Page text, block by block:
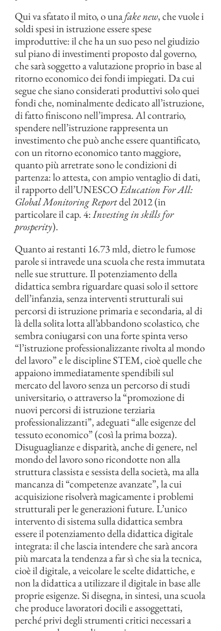
Qui va sfatato il mito, o unafake new, che vuole i
soldi spesi in istruzione essere spese
improduttive: il che ha un suo peso nel giudizio
sul piano di investimenti proposto dal governo,
che sarà soggetto a valutazione proprio in base al
ritorno economico dei fondi impiegati. Da cui
segue che siano considerati produttivi solo quei
fondi che, nominalmente dedicato all’istruzione,
di fatto finiscono nell’impresa. Al contrario,
spendere nell’istruzione rappresenta un
investimento che può anche essere quantificato,
con un ritorno economico tanto maggiore,
quanto più arretrate sono le condizioni di
partenza: lo attesta, con ampio ventaglio di dati,
il rapporto dell’UNESCOEducation For All:
Global Monitoring Reportdel 2012 (in
particolare il cap. 4:Investing in skills for
prosperity).
Quanto ai restanti 16.73 mld, dietro le fumose
parole si intravede una scuola che resta immutata
nelle sue strutture. Il potenziamento della
didattica sembra riguardare quasi solo il settore
dell’infanzia, senza interventi strutturali sui
percorsi di istruzione primaria e secondaria, al di
là della solita lotta all’abbandono scolastico, che
sembra coniugarsi con una forte spinta verso
“l’istruzione professionalizzante rivolta al mondo
del lavoro” e le discipline STEM, cioè quelle che
appaiono immediatamente spendibili sul
mercato del lavoro senza un percorso di studi
universitario, o attraverso la “promozione di
nuovi percorsi di istruzione terziaria
professionalizzanti”, adeguati “alle esigenze del
tessuto economico” (così la prima bozza).
Disuguaglianze e disparità, anche di genere, nel
mondo del lavoro sono ricondotte non alla
struttura classista e sessista della società, ma alla
mancanza di “competenze avanzate”, la cui
acquisizione risolverà magicamente i problemi
strutturali per le generazioni future. L’unico
intervento di sistema sulla didattica sembra
essere il potenziamento della didattica digitale
integrata: il che lascia intendere che sarà ancora
più marcata la tendenza a far sì che sia la tecnica,
cioè il digitale, a veicolare le scelte didattiche, e
non la didattica a utilizzare il digitale in base alle
proprie esigenze. Si disegna, in sintesi, una scuola
che produce lavoratori docili e assoggettati,
perché privi degli strumenti critici necessari a